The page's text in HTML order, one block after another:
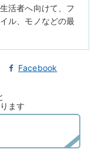
活者へ向けて、フ
ル、モノなどの最
Facebook
ます